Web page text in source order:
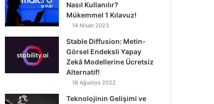
Nasıl Kullanılır?
Mükemmel 1 Kılavuz!
14 Nisan 2023
Stable Diffusion: Metin-
Görsel Endeksli Yapay
Zekâ Modellerine Ücretsiz
Alternatif!
18 Ağustos 2022
Teknolojinin Gelişimi ve